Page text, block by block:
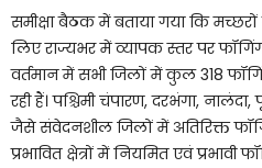
समीक्षा बैठक में बताया गया कि
लिए राज्यभर में व्यापक स्तर पर
वर्तमान में सभी जिलों में कुल 318
रही हैं। पश्चिमी चंपारण, दरभंगा,
जैसे संवेदनशील जिलों में अतिरिक्त
प्रभावित क्षेत्रों में नियमित एवं